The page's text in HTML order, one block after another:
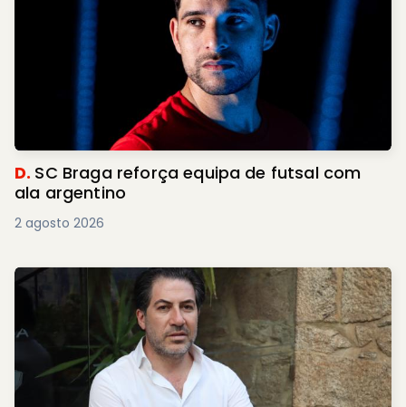
D. SC Braga reforça equipa de futsal com
ala argentino
2 agosto 2026